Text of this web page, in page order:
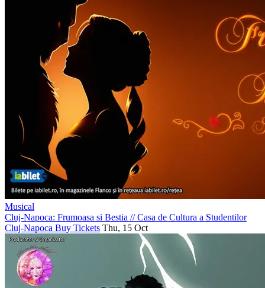
Musical
Cluj-Napoca: Frumoasa si Bestia //Casa de Cultura a Studentilor
Cluj-Napoca Buy Tickets Thu, 15 Oct